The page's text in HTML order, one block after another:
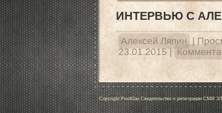
ИНТЕРВЬЮ С
Алексей Ляпин |
23.01.2015 |
Copyright PostKlau Свидетельство о регистрации СМИ